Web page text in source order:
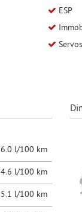
ESP
6.0 l/100 km
4.6 l/100 km
5.1 l/100 km